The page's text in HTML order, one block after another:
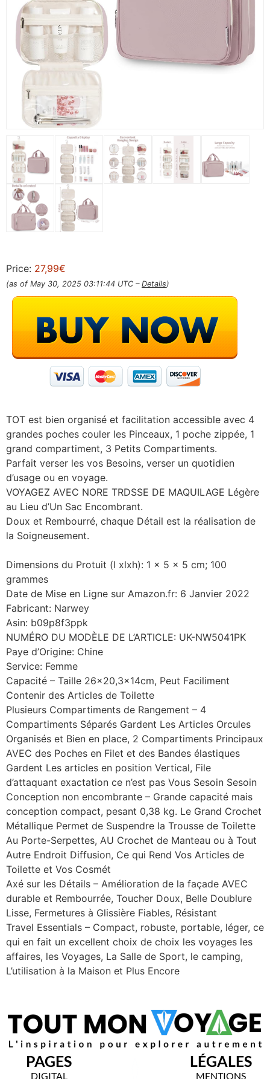
Price: 27,99€
(as of May 30, 2025 03:11:44 UTC – Details)
TOT est bien organisé et facilitation accessible avec 4
grandes poches couler les Pinceaux, 1 poche zippée, 1
grand compartiment, 3 Petits Compartiments.
Parfait verser les vos Besoins, verser un quotidien
d’usage ou en voyage.
VOYAGEZ AVEC NORE TRDSSE DE MAQUILAGE Légère
au Lieu d’Un Sac Encombrant.
Doux et Rembourré, chaque Détail est la réalisation de
la Soigneusement.
Dimensions du Protuit (l xlxh): 1 x 5 x 5 cm; 100
grammes
Date de Mise en Ligne sur Amazon.fr: 6 Janvier 2022
Fabricant: Narwey
Asin: b09p8f3ppk
NUMÉRO DU MODÈLE DE L’ARTICLE: UK-NW5041PK
Paye d’Origine: Chine
Service: Femme
Capacité – Taille 26×20,3x14cm, Peut Faciliment
Contenir des Articles de Toilette
Plusieurs Compartiments de Rangement – 4
Compartiments Séparés Gardent Les Articles Orcules
Organisés et Bien en place, 2 Compartiments Principaux
AVEC des Poches en Filet et des Bandes élastiques
Gardent Les articles en position Vertical, File
d’attaquant exactation ce n’est pas Vous Sesoin Sesoin
Conception non encombrante – Grande capacité mais
conception compact, pesant 0,38 kg. Le Grand Crochet
Métallique Permet de Suspendre la Trousse de Toilette
Au Porte-Serpettes, AU Crochet de Manteau ou à Tout
Autre Endroit Diffusion, Ce qui Rend Vos Articles de
Toilette et Vos Cosmét
Axé sur les Détails – Amélioration de la façade AVEC
durable et Rembourrée, Toucher Doux, Belle Doublure
Lisse, Fermetures à Glissière Fiables, Résistant
Travel Essentials – Compact, robuste, portable, léger, ce
qui en fait un excellent choix de choix les voyages les
affaires, les Voyages, La Salle de Sport, le camping,
L’utilisation à la Maison et Plus Encore
PAGES
DIGITAL
LÉGALES
MENTIONS